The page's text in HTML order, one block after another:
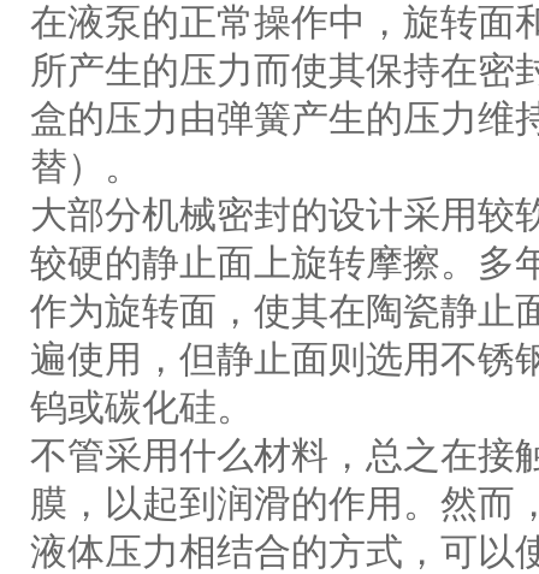
在液泵的正常操作中，旋转面
所产生的压力而使其保持在密
盒的压力由弹簧产生的压力维
替）。
大部分机械密封的设计采用较
较硬的静止面上旋转摩擦。多
作为旋转面，使其在陶瓷静止
遍使用，但静止面则选用不锈
钨或碳化硅。
不管采用什么材料，总之在接
膜，以起到润滑的作用。然而
液体压力相结合的方式，可以